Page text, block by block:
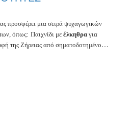
προσφέρει μια σειρά ψυχαγωγικών
όπως: Παιχνίδι με έλκηθρα για
της Ζήρειας από σηματοδοτημένο